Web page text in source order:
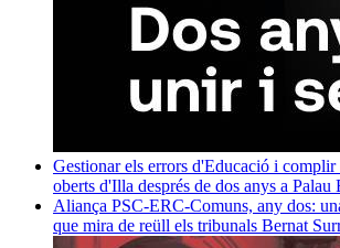
Gestionar els errors d'Educació i complir
oberts d'Illa després de dos anys a Palau
Aliança PSC-ERC-Comuns, any dos:
que mira de reüll els tribunals Bernat